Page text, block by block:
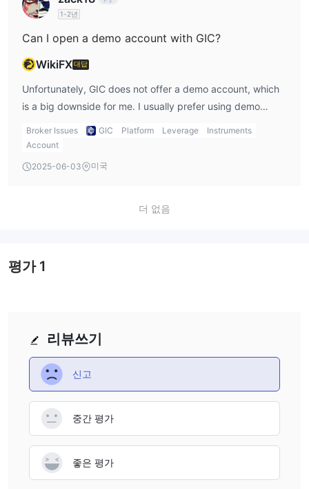
1-2년
Can I open a demo account with GIC?
WikiFX대답
Unfortunately, GIC does not offer a demo account, which
is a big downside for me. I usually prefer using demo
accounts to practice and test strategies before using real
money.
Broker Issues GIC Platform Leverage
Instruments
Account
2025-06-03 미국
더 없음
리뷰쓰기
신고
중간 평가
좋은 평가
평가1